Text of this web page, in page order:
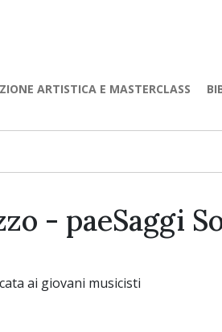
ARTISTICA E MASTERCLASS
- paeSaggi
ai giovani musicisti